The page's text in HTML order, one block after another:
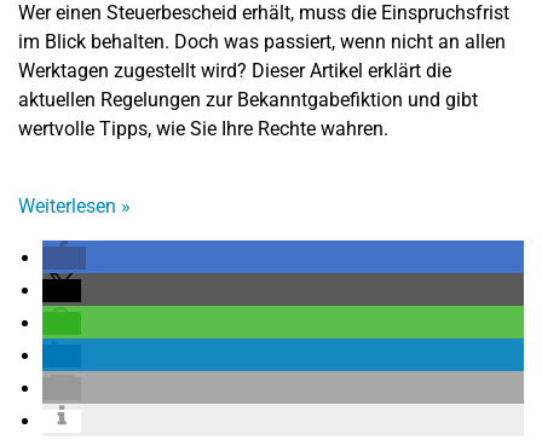
Wer einen Steuerbescheid erhält, muss die Einspruchsfrist
im Blick behalten. Doch was passiert, wenn nicht an allen
Werktagen zugestellt wird? Dieser Artikel erklärt die
aktuellen Regelungen zur Bekanntgabefiktion und gibt
wertvolle Tipps, wie Sie Ihre Rechte wahren.
Weiterlesen »